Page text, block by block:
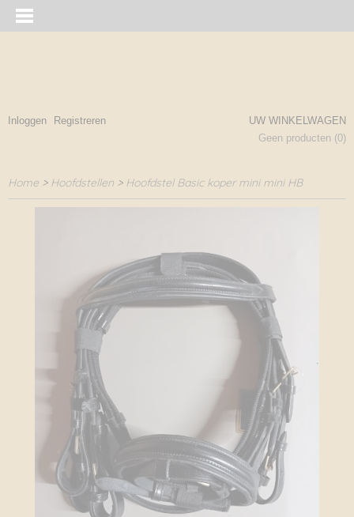
Inloggen Registreren
UW WINKELWAGEN
Geen producten (0)
Home > Hoofdstellen > Hoofdstel Basic koper mini mini HB